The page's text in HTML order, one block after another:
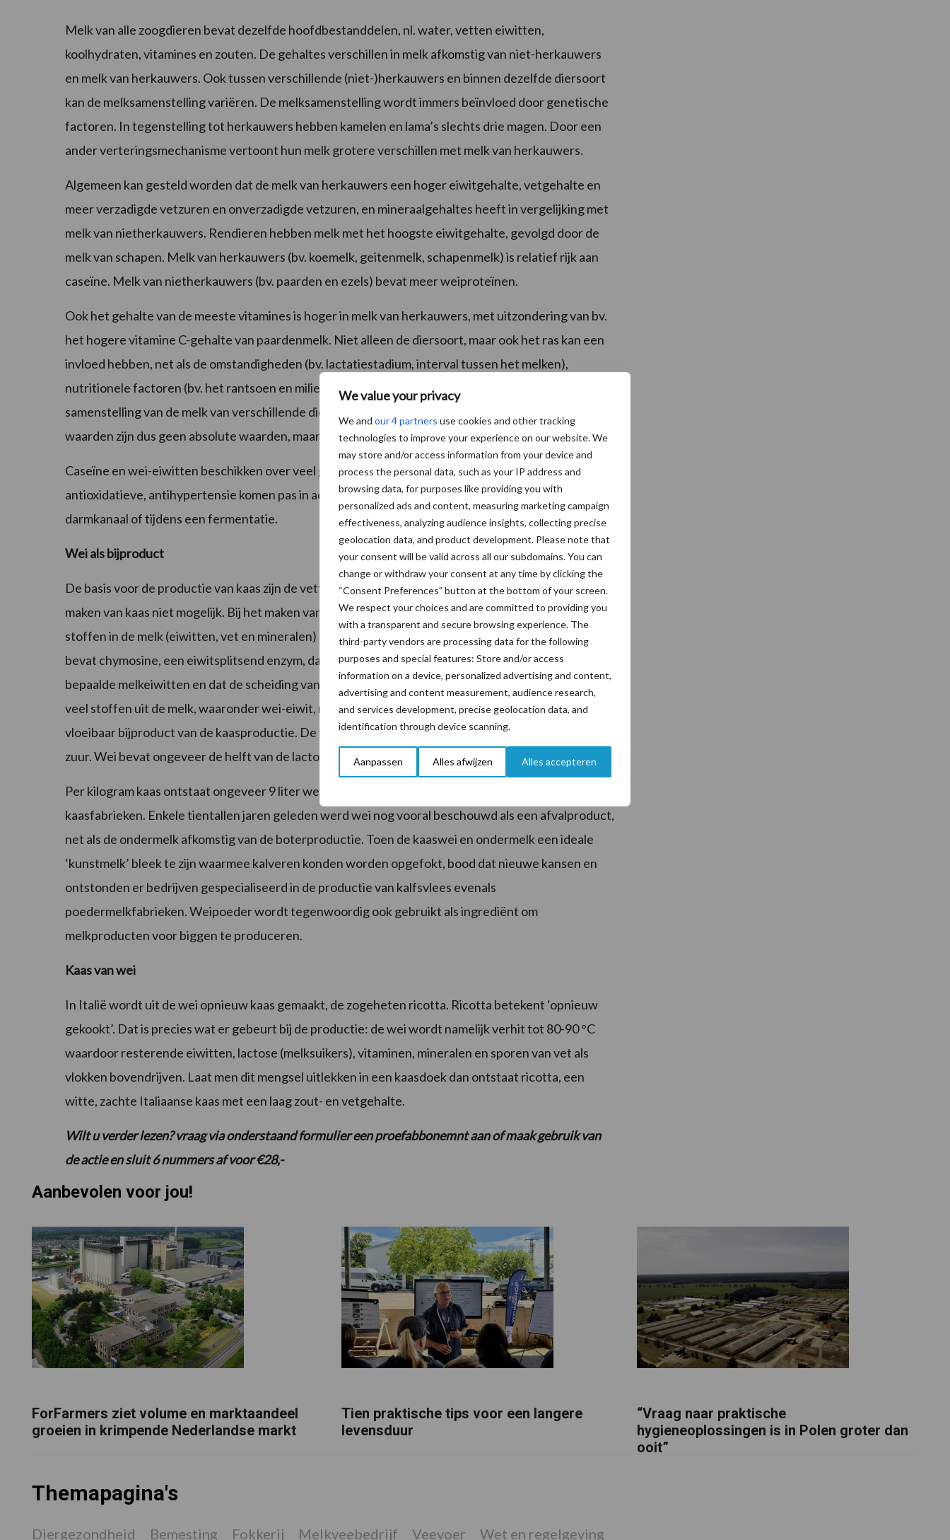
We value your privacy
We and our 4 partners use cookies and other tracking
technologies to improve your experience on our website. We
may store and/or access information from your device and
process the personal data, such as your IP address and
browsing data, for purposes like providing you with
personalized ads and content, measuring marketing campaign
effectiveness, analyzing audience insights, collecting precise
geolocation data, and product development. Please note that
your consent will be valid across all our subdomains. You can
change or withdraw your consent at any time by clicking the
“Consent Preferences” button at the bottom of your screen.
We respect your choices and are committed to providing you
with a transparent and secure browsing experience. The
third-party vendors are processing data for the following
purposes and special features: Store and/or access
information on a device, personalized advertising and content,
advertising and content measurement, audience research,
and services development, precise geolocation data, and
identification through device scanning.
Aanpassen Alles afwijzen Alles accepteren
Melk van alle zoogdieren bevat dezelfde hoofdbestanddelen, nl. water, vetten eiwitten,
koolhydraten, vitamines en zouten. De gehaltes verschillen in melk afkomstig van niet-herkauwers
en melk van herkauwers. Ook tussen verschillende (niet-)herkauwers en binnen dezelfde diersoort
kan de melksamenstelling variëren. De melksamenstelling wordt immers beïnvloed door genetische
factoren. In tegenstelling tot herkauwers hebben kamelen en lama’s slechts drie magen. Door een
ander verteringsmechanisme vertoont hun melk grotere verschillen met melk van herkauwers.
Algemeen kan gesteld worden dat de melk van herkauwers een hoger eiwitgehalte, vetgehalte en
meer verzadigde vetzuren en onverzadigde vetzuren, en mineraalgehaltes heeft in vergelijking met
melk van nietherkauwers. Rendieren hebben melk met het hoogste eiwitgehalte, gevolgd door de
melk van schapen. Melk van herkauwers (bv. koemelk, geitenmelk, schapenmelk) is relatief rijk aan
caseïne. Melk van nietherkauwers (bv. paarden en ezels) bevat meer weiproteïnen.
Ook het gehalte van de meeste vitamines is hoger in melk van herkauwers, met uitzondering van bv.
het hogere vitamine C-gehalte van paardenmelk. Niet alleen de diersoort, maar ook het ras kan een
invloed hebben, net als de omstandigheden (bv. lactatiestadium, interval tussen het melken),
nutritionele factoren (bv. het rantsoen en milieucondities (bv. de seizoenen). In de tabel wordt de
samenstelling van de melk van verschillende dieren weergegeven, maar ook die van moedermelk. De
waarden zijn dus geen absolute waarden, maar indicatief.
Caseïne en wei-eiwitten beschikken over veel goede eigenschappen, zoals antimicrobiële,
antioxidatieve, antihypertensie komen pas in actie onder invloed van enzymen in, bv. in het maag-
darmkanaal of tijdens een fermentatie.
Wei als bijproduct
De basis voor de productie van kaas zijn de vetten en eiwitten in de melk. Zonder eiwitten is het
maken van kaas niet mogelijk. Bij het maken van kaas worden, door toevoeging van stremsel, vaste
stoffen in de melk (eiwitten, vet en mineralen) gescheiden van het vocht (kaaswei). Het stremsel
bevat chymosine, een eiwitsplitsend enzym, dat zorgt voor het samenklonteren (coaguleren) van
bepaalde melkeiwitten en dat de scheiding van wrongel en wei mogelijk maakt. De wei bevat nog
veel stoffen uit de melk, waaronder wei-eiwit, melksuiker, vitamines en mineralen. Wei is dus een
vloeibaar bijproduct van de kaasproductie. De vloeistof heeft een geelgroene kleur en smaakt licht
zuur. Wei bevat ongeveer de helft van de lactose (melksuikers) ten opzichte van koemelk.
Per kilogram kaas ontstaat ongeveer 9 liter wei. De enorme plas aan wei werd een probleem voor de
kaasfabrieken. Enkele tientallen jaren geleden werd wei nog vooral beschouwd als een afvalproduct,
net als de ondermelk afkomstig van de boterproductie. Toen de kaaswei en ondermelk een ideale
‘kunstmelk’ bleek te zijn waarmee kalveren konden worden opgefokt, bood dat nieuwe kansen en
ontstonden er bedrijven gespecialiseerd in de productie van kalfsvlees evenals
poedermelkfabrieken. Weipoeder wordt tegenwoordig ook gebruikt als ingrediënt om
melkproducten voor biggen te produceren.
Kaas van wei
In Italië wordt uit de wei opnieuw kaas gemaakt, de zogeheten ricotta. Ricotta betekent ‘opnieuw
gekookt’. Dat is precies wat er gebeurt bij de productie: de wei wordt namelijk verhit tot 80-90 °C
waardoor resterende eiwitten, lactose (melksuikers), vitaminen, mineralen en sporen van vet als
vlokken bovendrijven. Laat men dit mengsel uitlekken in een kaasdoek dan ontstaat ricotta, een
witte, zachte Italiaanse kaas met een laag zout- en vetgehalte.
Wilt u verder lezen? vraag via onderstaand formulier een proefabbonemnt aan of maak gebruik van
de actie en sluit 6 nummers af voor €28,-
Aanbevolen voor jou!
ForFarmers ziet volume en marktaandeel
groeien in krimpende Nederlandse markt
Tien praktische tips voor een langere
levensduur
“Vraag naar praktische
hygieneoplossingen is in Polen groter dan
ooit”
Themapagina's
Diergezondheid Bemesting Fokkerij Melkveebedrijf Veevoer Wet en regelgeving